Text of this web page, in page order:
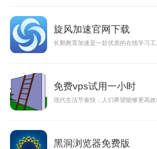
旋风加速官网下载
长鹅教育加速是一款优质的在线学习
免费vps试用一小时
现代生活节奏快，人们希望能够更高
黑洞浏览器免费版